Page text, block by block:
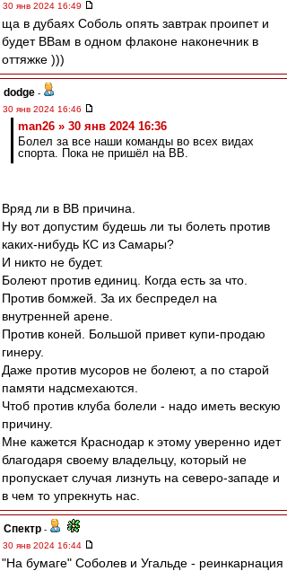
30 янв 2024 16:49
ща в дубаях Соболь опять завтрак проипет и
будет ВВам в одном флаконе наконечник в
оттяжке )))
dodge -
30 янв 2024 16:46
man26 » 30 янв 2024 16:36
Болел за все наши команды во всех видах
спорта. Пока не пришёл на ВВ.
Вряд ли в ВВ причина.
Ну вот допустим будешь ли ты болеть против
каких-нибудь КС из Самары?
И никто не будет.
Болеют против единиц. Когда есть за что.
Против бомжей. За их беспредел на
внутренней арене.
Против коней. Большой привет купи-продаю
гинеру.
Даже против мусоров не болеют, а по старой
памяти надсмехаются.
Чтоб против клуба болели - надо иметь вескую
причину.
Мне кажется Краснодар к этому уверенно идет
благодаря своему владельцу, который не
пропускает случая лизнуть на северо-западе и
в чем то упрекнуть нас.
Спектр -
30 янв 2024 16:44
"На бумаге" Соболев и Угальде - реинкарнация